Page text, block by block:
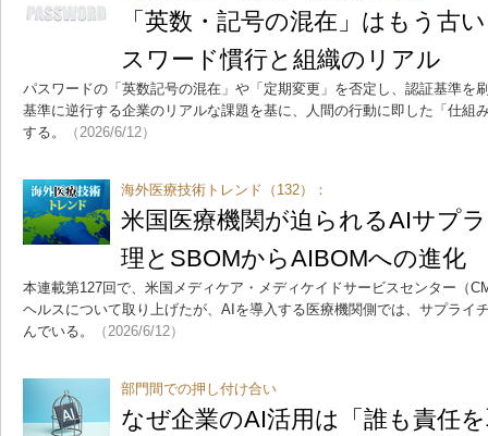
「英数・記号の混在」はもう古
スワード慣行と組織のリアル
パスワードの「英数記号の混在」や「定期変更」を否定し、認証基準を
基準に逆行する企業のリアルな課題を基に、人間の行動に即した「仕組
する。
（2026/6/12）
海外医療技術トレンド（132）：
米国医療機関が迫られるAIサプ
理とSBOMからAIBOMへの進化
本連載第127回で、米国メディケア・メディケイドサービスセンター（
ヘルスについて取り上げたが、AIを導入する医療機関側では、サプライ
んでいる。
（2026/6/12）
部門間での押し付け合い
なぜ企業のAI活用は「誰も責任